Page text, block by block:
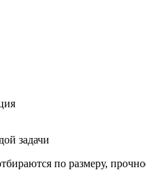
задачи
по размеру,